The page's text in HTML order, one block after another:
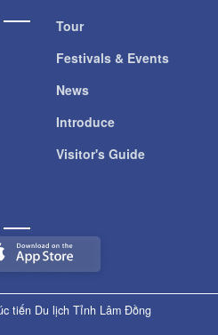
Tour
Festivals & Events
News
Introduce
Visitor's Guide
tiến Du lịch Tỉnh Lâm Đồng